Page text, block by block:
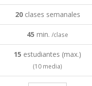
20clases semanales
45 min./clase
15 estudiantes (max.)
(10 media)